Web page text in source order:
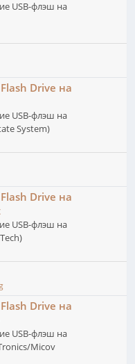
USB-флэш на
Drive на
USB-флэш на
System)
Drive на
USB-флэш на
Drive на
USB-флэш на
Micov